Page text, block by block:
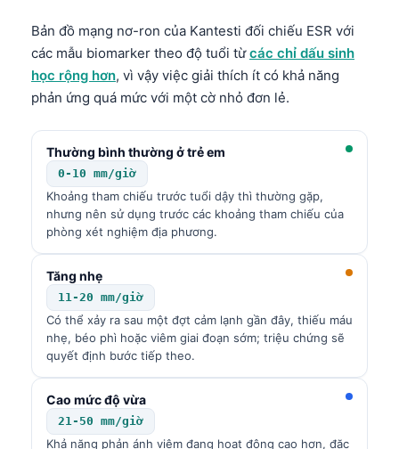
Bản đồ mạng nơ-ron của Kantesti đối chiếu ESR với
các mẫu biomarker theo độ tuổi từcác chỉ dấu sinh
học rộng hơn, vì vậy việc giải thích ít có khả năng
phản ứng quá mức với một cờ nhỏ đơn lẻ.
Thường bình thường ở trẻ em
0-10 mm/giờ
Khoảng tham chiếu trước tuổi dậy thì thường gặp,
nhưng nên sử dụng trước các khoảng tham chiếu của
phòng xét nghiệm địa phương.
Tăng nhẹ
11-20 mm/giờ
Có thể xảy ra sau một đợt cảm lạnh gần đây, thiếu máu
nhẹ, béo phì hoặc viêm giai đoạn sớm; triệu chứng sẽ
quyết định bước tiếp theo.
Cao mức độ vừa
21-50 mm/giờ
Khả năng phản ánh viêm đang hoạt động cao hơn, đặc